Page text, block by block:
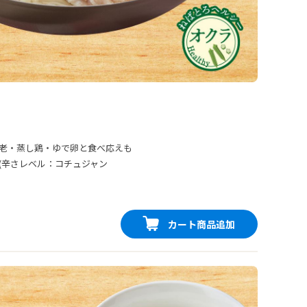
・蒸し鶏・ゆで卵と食べ応えも
さレベル：コチュジャン
カート商品追加